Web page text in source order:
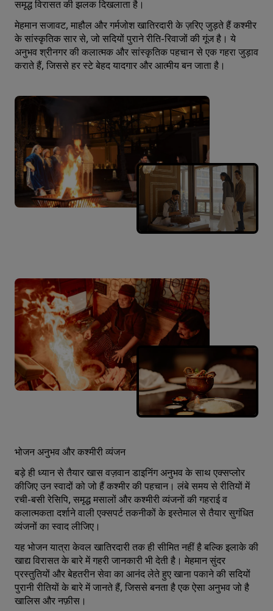
समृद्ध विरासत की झलक दिखलाता है।
मेहमान सजावट, माहौल और गर्मजोश खातिरदारी के ज़रिए जुड़ते हैं कश्मीर
के सांस्कृतिक सार से, जो सदियों पुराने रीति-रिवाजों की गूंज है। ये
अनुभव श्रीनगर की कलात्मक और सांस्कृतिक पहचान से एक गहरा जुड़ाव
कराते हैं, जिससे हर स्टे बेहद यादगार और आत्मीय बन जाता है।
भोजन अनुभव और कश्मीरी व्यंजन
बड़े ही ध्यान से तैयार खास वज़वान डाइनिंग अनुभव के साथ एक्सप्लोर
कीजिए उन स्वादों को जो हैं कश्मीर की पहचान। लंबे समय से रीतियों में
रची-बसी रेसिपि, समृद्ध मसालों और कश्मीरी व्यंजनों की गहराई व
कलात्मकता दर्शाने वाली एक्सपर्ट तकनीकों के इस्तेमाल से तैयार सुगंधित
व्यंजनों का स्वाद लीजिए।
यह भोजन यात्रा केवल खातिरदारी तक ही सीमित नहीं है बल्कि इलाके की
खाद्य विरासत के बारे में गहरी जानकारी भी देती है। मेहमान सुंदर
प्रस्तुतियों और बेहतरीन सेवा का आनंद लेते हुए खाना पकाने की सदियों
पुरानी रीतियों के बारे में जानते हैं, जिससे बनता है एक ऐसा अनुभव जो है
खालिस और नफ़ीस।